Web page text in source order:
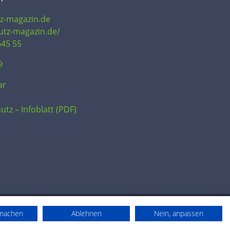
magazin.de
magazin.de/
55
– Infoblatt (PDF)
Ablehnen Nein, anpassen